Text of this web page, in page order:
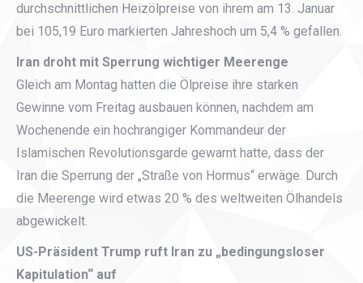
durchschnittlichen Heizölpreise von ihrem am 13. Januar
bei 105,19 Euro markierten Jahreshoch um 5,4 % gefallen.
Iran droht mit Sperrung wichtiger Meerenge
Gleich am Montag hatten die Ölpreise ihre starken
Gewinne vom Freitag ausbauen können, nachdem am
Wochenende ein hochrangiger Kommandeur der
Islamischen Revolutionsgarde gewarnt hatte, dass der
Iran die Sperrung der „Straße von Hormus“ erwäge. Durch
die Meerenge wird etwas 20 % des weltweiten Ölhandels
abgewickelt.
US-Präsident Trump ruft Iran zu „bedingungsloser
Kapitulation“ auf